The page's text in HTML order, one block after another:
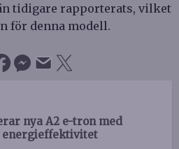
tidigare rapporterats, vilket
för denna modell.
nya A2 e-tron med
energieffektivitet